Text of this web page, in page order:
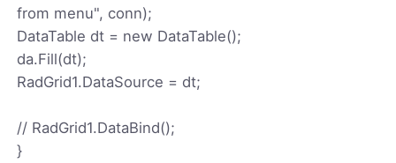
from menu", conn);
DataTable dt = new DataTable();
da.Fill(dt);
RadGrid1.DataSource = dt;
// RadGrid1.DataBind();
}